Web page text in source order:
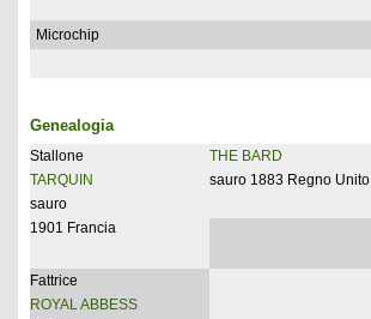
Microchip
Genealogia
Stallone
TARQUIN
sauro
1901 Francia
THE BARD
sauro 1883 Regno Unito
Fattrice
ROYAL ABBESS